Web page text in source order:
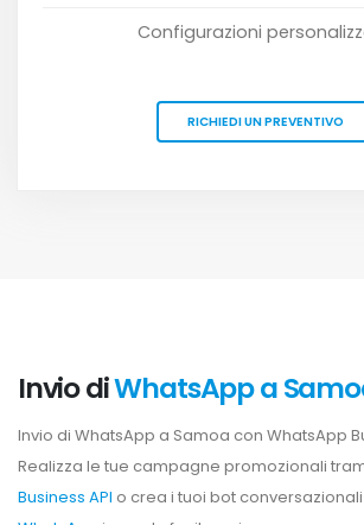
Configurazioni
RICHIEDI UN PREVENTIVO
Invio diWhatsApp a
Invio di WhatsApp a Samoa con WhatsApp
Realizza le tue campagne promozionali
Business API o crea i tuoi bot